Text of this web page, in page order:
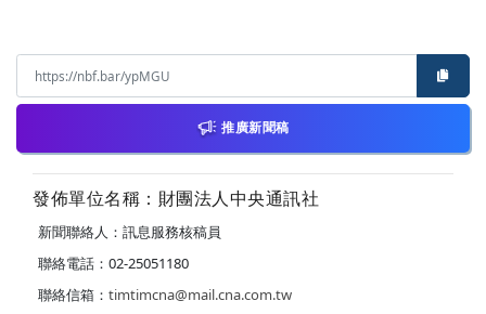
推廣新聞稿
發佈單位名稱：財團法人中央通訊社
新聞聯絡人：訊息服務核稿員
聯絡電話：02-25051180
聯絡信箱： timtimcna@mail.cna.com.tw